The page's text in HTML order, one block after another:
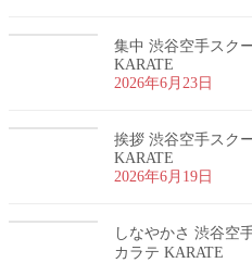
集中 渋谷空手スク
KARATE
2026年6月23日
挨拶 渋谷空手スク
KARATE
2026年6月19日
しなやかさ 渋谷空
カラテ KARATE